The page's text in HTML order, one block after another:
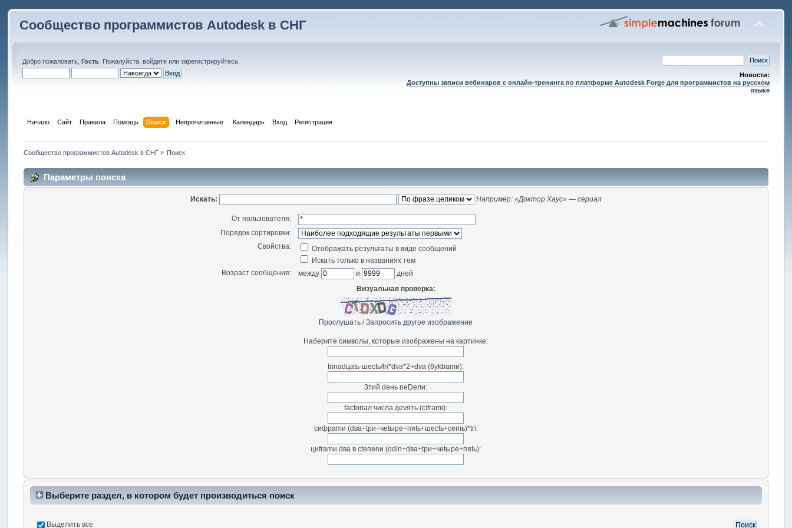
Сообщество программистов Autodesk в СНГ
Добро пожаловать,Гость . Пожалуйста,войдите илизарегистрируйтесь
Новости:
Доступны записи вебинаров с онлайн-тренинга по платформе Autodesk Forge для программистов на русском
языке
Начало Сайт Правила Помощь Поиск Непрочитанные Календарь Вход Регистрация
Сообщество программистов Autodesk в СНГ» Поиск
Параметры поиска
Искать: Например: «Доктор Хаус» — сериал
От пользователя:
Порядок сортировки:
Свойства:
Отображать результаты в виде сообщений
Искать только в названиях тем
Возраст сообщения:
между и
дней
Визуальная проверка:
Прослушать /Запросить другое изображение
Наберите символы, которые изображены на картинке:
trinadцatь-шectь/tri*dva*2+dva (6ykbamи):
3тий deнь neDeли:
factоriал чиcла деvять (сiframi):
cифраmи (dвa+tpи+чetыpe+пяtь+шeсtь+cemь)*tri:
циfrаmи dвa в ctепenи (odin+dвa+tpи+чetыpe+пяtь):
Выберите раздел, в котором будет производиться поиск
Выделить все